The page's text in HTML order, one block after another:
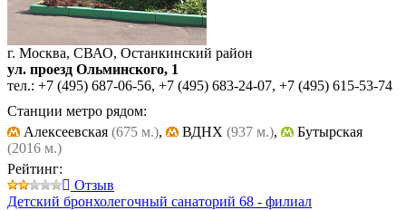
г. Москва, СВАО, Останкинский район
ул. проезд Ольминского, 1
тел.: +7 (495) 687-06-56, +7 (495) 683-24-07, +7 (495) 615-53-74
Станции метро рядом:
Алексеевская (675 м.), ВДНХ (937 м.),
Бутырская
(2016 м.)
Рейтинг:
Отзыв
Детский бронхолегочный санаторий 68 - филиал